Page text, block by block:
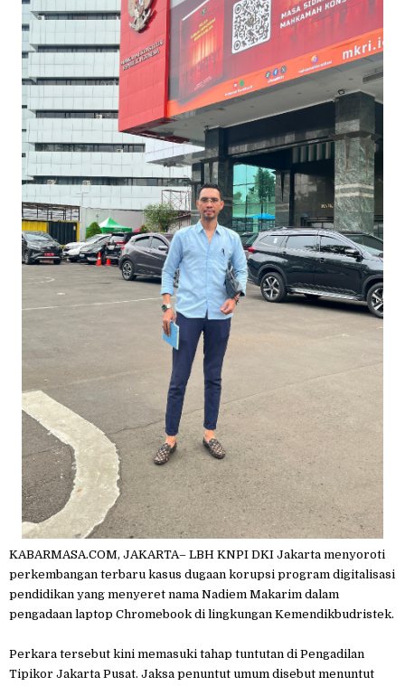
KABARMASA.COM, JAKARTA– LBH KNPI DKI Jakarta menyoroti
perkembangan terbaru kasus dugaan korupsi program digitalisasi
pendidikan yang menyeret nama Nadiem Makarim dalam
pengadaan laptop Chromebook di lingkungan Kemendikbudristek.
Perkara tersebut kini memasuki tahap tuntutan di Pengadilan
Tipikor Jakarta Pusat. Jaksa penuntut umum disebut menuntut